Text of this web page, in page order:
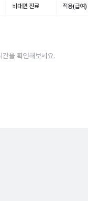
비대면 진료 적용(급여)
을 확인해보세요.